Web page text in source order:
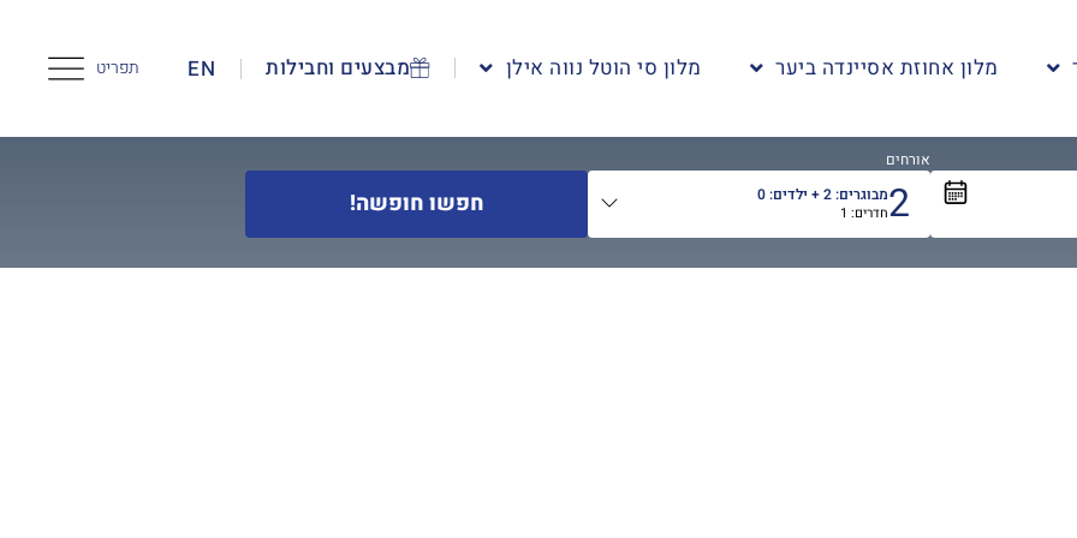
מלון אחוזת אסיינדה ביער מלון סי הוטל נווה אילן מבצעים וחבילות EN תפריט
אורחים
אורחים
2מבוגרים:2+ ילדים:0
חדרים: 1 חפשו חופשה!